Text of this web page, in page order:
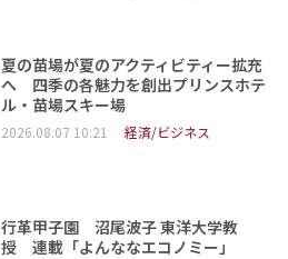
夏の苗場が夏のアクティビティー拡充
へ 四季の各魅力を創出プリンスホテ
ル・苗場スキー場
2026.08.07 10:21 経済/ビジネス
行革甲子園 沼尾波子 東洋大学教
授 連載「よんななエコノミー」